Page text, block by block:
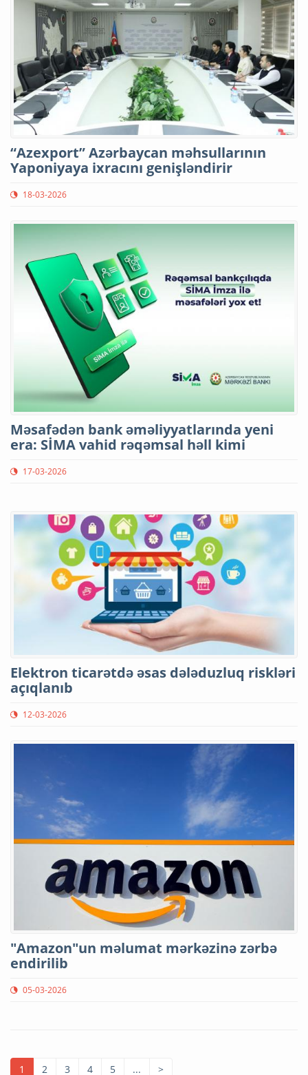
“Azexport” Azərbaycan məhsullarının
Yaponiyaya ixracını genişləndirir
18-03-2026
Məsafədən bank əməliyyatlarında yeni
era: SİMA vahid rəqəmsal həll kimi
17-03-2026
Elektron ticarətdə əsas dələduzluq riskləri
açıqlanıb
12-03-2026
"Amazon"un məlumat mərkəzinə zərbə
endirilib
05-03-2026
1 2 3 4 5 ... >